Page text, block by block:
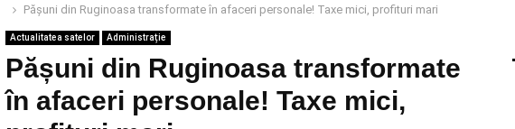
Pășuni din Ruginoasa transformate în afaceri personale! Taxe mici, profituri mari
Actualitatea satelor Administrație
Pășuni din Ruginoasa transformate
în afaceri personale! Taxe mici,